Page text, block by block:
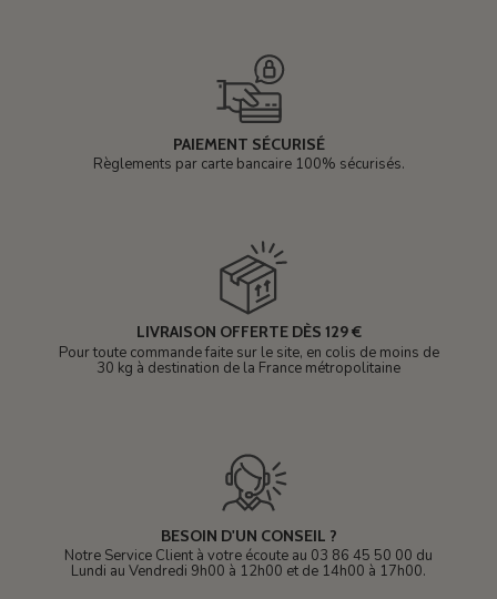
PAIEMENT SÉCURISÉ
Règlements par carte bancaire 100% sécurisés.
LIVRAISON OFFERTE DÈS 129 €
Pour toute commande faite sur le site, en colis de moins de
30 kg à destination de la France métropolitaine
BESOIN D'UN CONSEIL ?
Notre Service Client à votre écoute au 03 86 45 50 00 du
Lundi au Vendredi 9h00 à 12h00 et de 14h00 à 17h00.